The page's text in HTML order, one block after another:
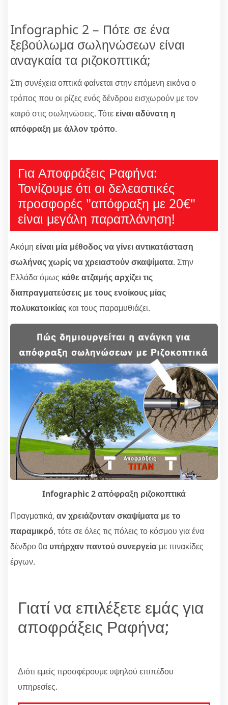
Infographic 2 – Πότε σε ένα
ξεβούλωμα σωληνώσεων είναι
αναγκαία τα ριζοκοπτικά;
Στη συνέχεια οπτικά φαίνεται στην επόμενη εικόνα ο
τρόπος που οι ρίζες ενός δένδρου εισχωρούν με τον
καιρό στις σωληνώσεις. Τότεείναι αδύνατη η
απόφραξη με άλλον τρόπο.
Για Αποφράξεις Ραφήνα:
Τονίζουμε ότι οι δελεαστικές
προσφορές "απόφραξη με 20€"
είναι μεγάλη παραπλάνηση!
Ακόμη είναι μία μέθοδος να γίνει αντικατάσταση
σωλήνας χωρίς να χρειαστούν σκαψίματα. Στην
Ελλάδα όμως κάθε ατζαμής αρχίζει τις
διαπραγματεύσεις με τους ενοίκους μίας
πολυκατοικίας και τους παραμυθιάζει.
Infographic 2 απόφραξη ριζοκοπτικά
Πραγματικά, αν χρειάζονταν σκαψίματα με το
παραμικρό, τότε σε όλες τις πόλεις το κόσμου για ένα
δένδρο θα υπήρχαν παντού συνεργεία με πινακίδες
έργων.
Γιατί να επιλέξετε εμάς για
αποφράξεις Ραφήνα;
Διότι εμείς προσφέρουμε υψηλού επιπέδου
υπηρεσίες.